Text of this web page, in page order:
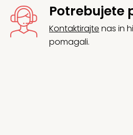
Potrebujete
Kontaktirajte nas in
pomagali.